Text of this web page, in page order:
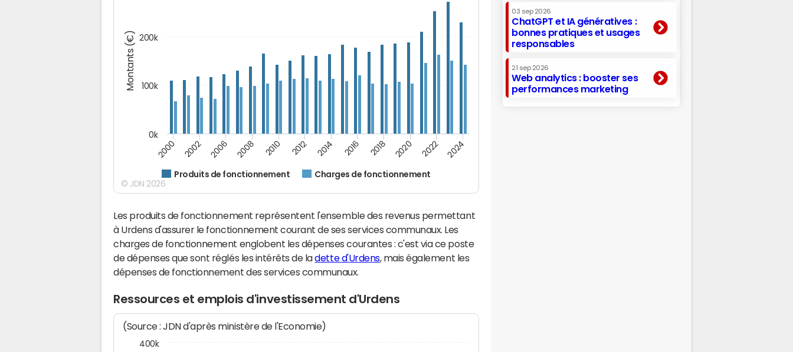
Montants (€)
Produits de fonctionnement Charges de fonctionnement
2000 2002 2006 2008 2010 2012 2014 2016 2018 2020 2022 2024
0k
100k
200k
© JDN 2026
Les produits de fonctionnement représentent l'ensemble des revenus permettant
à Urdens d'assurer le fonctionnement courant de ses services communaux. Les
charges de fonctionnement englobent les dépenses courantes : c'est via ce poste
de dépenses que sont réglés les intérêts de ladette d'Urdens, mais également les
dépenses de fonctionnement des services communaux.
Ressources et emplois d'investissement d'Urdens
(Source : JDN d'après ministère de l'Economie)
400k
03 sep 2026
ChatGPT et IA génératives :
bonnes pratiques et usages
responsables
21 sep 2026
Web analytics : booster ses
performances marketing